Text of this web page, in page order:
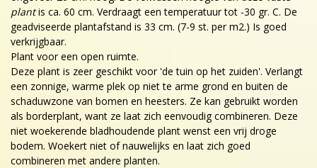
plantis ca. 60 cm. Verdraagt een temperatuur tot -30 gr. C. De
geadviseerde plantafstand is 33 cm. (7-9 st. per m2.) Is goed
verkrijgbaar.
Plant voor een open ruimte.
Deze plant is zeer geschikt voor 'de tuin op het zuiden'. Verlangt
een zonnige, warme plek op niet te arme grond en buiten de
schaduwzone van bomen en heesters. Ze kan gebruikt worden
als borderplant, want ze laat zich eenvoudig combineren. Deze
niet woekerende bladhoudende plant wenst een vrij droge
bodem. Woekert niet of nauwelijks en laat zich goed
combineren met andere planten.